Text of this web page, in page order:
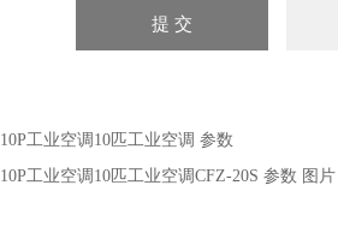
10P工业空调10匹工业空调 参数
10P工业空调10匹工业空调CFZ-20S 参数 图片